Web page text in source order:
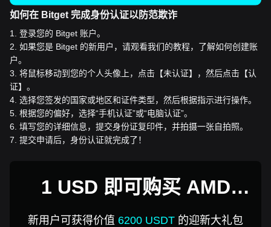
如何在 Bitget 完成身份认证以防范欺诈
1
登录您的 Bitget 账户。
2 如果您是 Bitget 的新用户，请观看我们的教程，了解如何创建账
户。
3 将鼠标移动到您的个人头像上，点击【未认证】，然后点击【认
证】。
4 选择您签发的国家或地区和证件类型，然后根据指示进行操作。
5 根据您的偏好，选择“手机认证”或“电脑认证”。
6 填写您的详细信息，提交身份证复印件，并拍摄一张自拍照。
7 提交申请后，身份认证就完成了！
1 USD 即可购买 AMD
Tokenised Stock
新用户可获得价值 6200 USDT 的迎新大礼包